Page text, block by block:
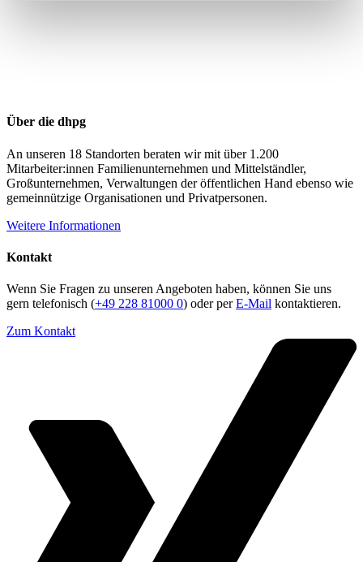
Über die dhpg
An unseren 18 Standorten beraten wir mit über 1.200
Mitarbeiter:innen Familienunternehmen und Mittelständler,
Großunternehmen, Verwaltungen der öffentlichen Hand ebenso wie
gemeinnützige Organisationen und Privatpersonen.
Weitere Informationen
Kontakt
Wenn Sie Fragen zu unseren Angeboten haben, können Sie uns
gern telefonisch (+49 228 81000 0) oder perE-Mail kontaktieren.
Zum Kontakt